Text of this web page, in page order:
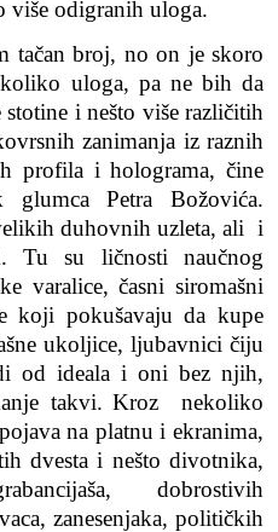
više odigranih uloga.
tačan broj, no on je skoro
uloga, pa ne bih da
i nešto više različitih
zanimanja iz raznih
profila i holograma, čine
Petra Božovića.
duhovnih uzleta, ali i
Tu su ličnosti naučnog
varalice, časni siromašni
koji pokušavaju da kupe
ukoljice, ljubavnici čiju
od ideala i oni bez njih,
takvi. Kroz nekoliko
na platnu i ekranima,
dvesta i nešto divotnika,
dobrostivih
zanesenjaka, političkih